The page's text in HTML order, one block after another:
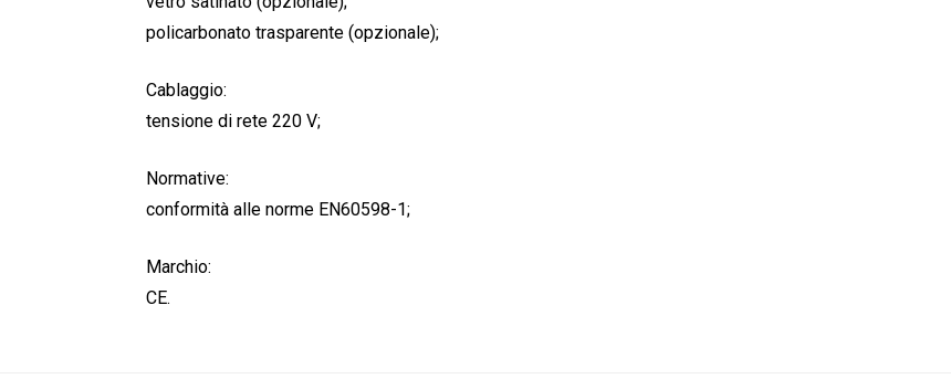
policarbonato trasparente (opzionale);
Cablaggio:
tensione di rete 220 V;
Normative:
conformità alle norme EN60598-1;
Marchio:
CE.